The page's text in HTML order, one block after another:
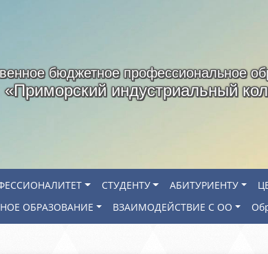
бюджетное профессиональное
«Приморский индустриальный
СТУДЕНТУ АБИТУРИЕНТУ
ОБРАЗОВАНИЕ ВЗАИМОДЕЙСТВИЕ С ОО